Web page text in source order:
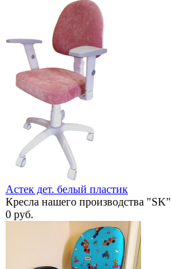
Астек дет. белый пластик
Кресла нашего производства "SK"
0 руб.